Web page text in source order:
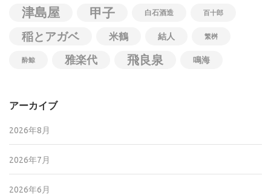
津島屋 甲子 白石酒造 百十郎
稲とアガベ 米鶴 結人 繁桝
酔鯨 雅楽代 飛良泉 鳴海
アーカイブ
2026年8月
2026年7月
2026年6月